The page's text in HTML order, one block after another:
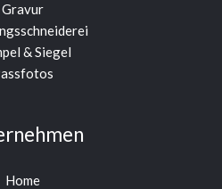
Gravur
& Siegel
Home